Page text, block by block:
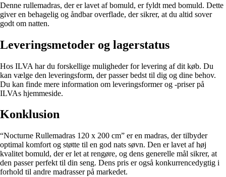
Denne rullemadras, der er lavet af bomuld, er fyldt med bomuld. Dette
giver en behagelig og åndbar overflade, der sikrer, at du altid sover
godt om natten.
Leveringsmetoder og lagerstatus
Hos ILVA har du forskellige muligheder for levering af dit køb. Du
kan vælge den leveringsform, der passer bedst til dig og dine behov.
Du kan finde mere information om leveringsformer og -priser på
ILVAs hjemmeside.
Konklusion
“Nocturne Rullemadras 120 x 200 cm” er en madras, der tilbyder
optimal komfort og støtte til en god nats søvn. Den er lavet af høj
kvalitet bomuld, der er let at rengøre, og dens generelle mål sikrer, at
den passer perfekt til din seng. Dens pris er også konkurrencedygtig i
forhold til andre madrasser på markedet.